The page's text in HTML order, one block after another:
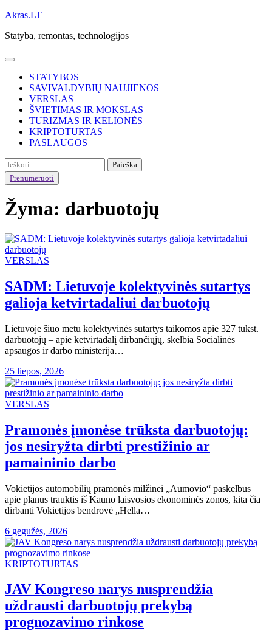
Skip
content
Akras.LT
Statyba, remontas, technologijos
STATYBOS
SAVIVALDYBIŲ NAUJIENOS
VERSLAS
ŠVIETIMAS IR MOKSLAS
TURIZMAS IR KELIONĖS
KRIPTOTURTAS
PASLAUGOS
Ieškoti:
Prenumeruoti
Žyma: darbuotojų
VERSLAS
SADM: Lietuvoje kolektyvinės sutartys
galioja ketvirtadaliui darbuotojų
Lietuvoje šiuo metu kolektyvinės sutartys taikomos apie 327 tūkst.
darbuotojų – apie ketvirtadalį dirbančiųjų, skelbia Socialinės
apsaugos ir darbo ministerija…
25 liepos, 2026
VERSLAS
Pramonės įmonėse trūksta darbuotojų:
jos nesiryžta dirbti prestižinio ar
pamaininio darbo
Vokietijos automobilių pramonės milžinei „Aumovio“ paskelbus
apie planus trauktis iš Kauno laisvosios ekonominės zonos, kita čia
dirbanti Vokietijos bendrovė „Hella…
6 gegužės, 2026
KRIPTOTURTAS
JAV Kongreso narys nusprendžia
uždrausti darbuotojų prekybą
prognozavimo rinkose